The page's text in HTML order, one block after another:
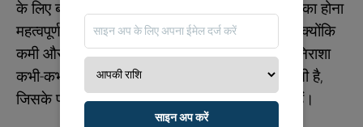
के लिए बहुत कुछ नहीं चाहिए, लेकिन उन आवश्यकताओं का होना
महत्वपूर्ण है। बेकार खर्च करना उनकी प्रवृत्ति में नहीं है, क्योंकि
कमी और अभाव का डर अक्सर उनके मन में रहता है। निराशा
कभी-कभी बच्चे जैसी प्रतिक्रियाओं का कारण बन सकती है,
जिसके परिणामस्वरूप संतोषजनक व्यवहार सामने आते हैं।
साइन अप करें